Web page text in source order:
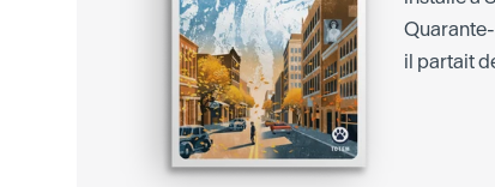
il partait